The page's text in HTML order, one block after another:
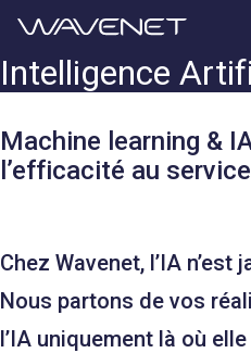
contenu
Intelligence
Machine learning &
l’efficacité au
Chez Wavenet, l’IA
Nous partons de vos
l’IA uniquement là où